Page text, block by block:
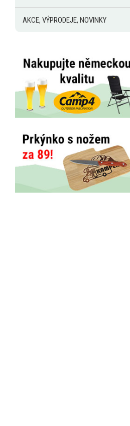
AKCE, VÝPRODEJE, NOVINKY